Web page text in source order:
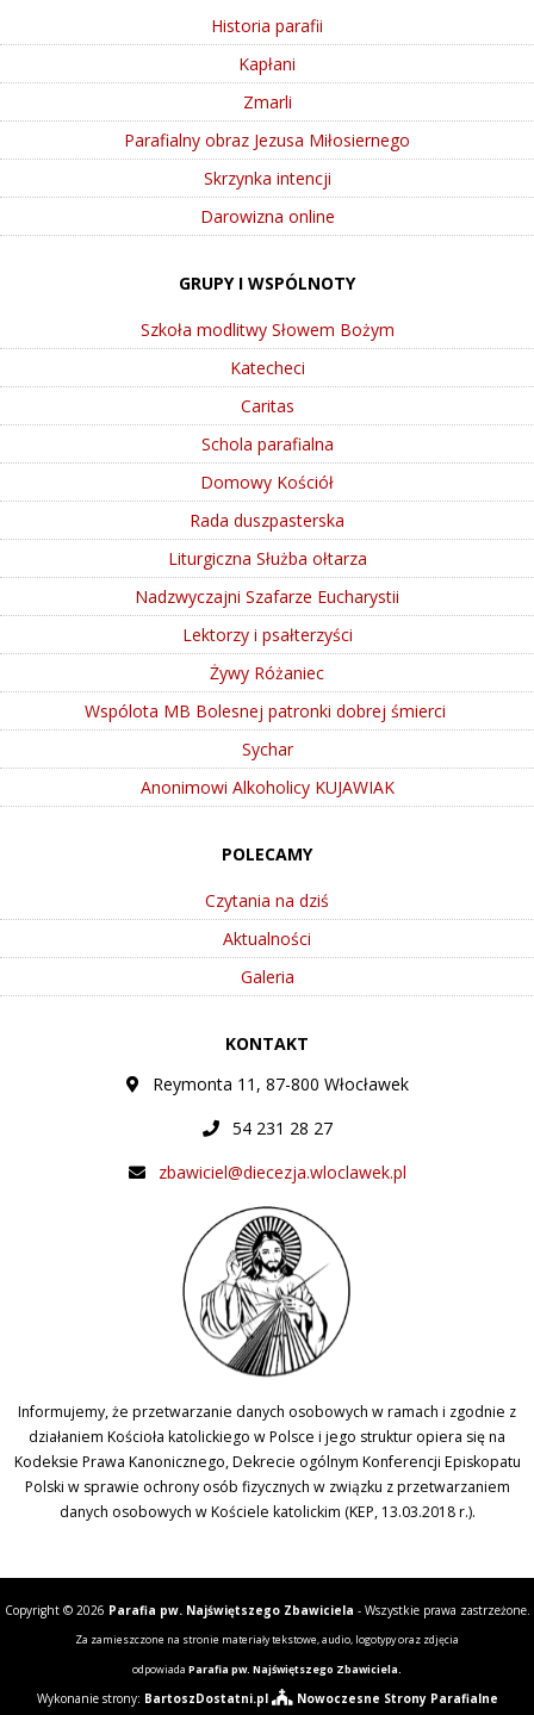
Historia parafii
Kapłani
Zmarli
Parafialny obraz Jezusa Miłosiernego
Skrzynka intencji
Darowizna online
GRUPY I WSPÓLNOTY
Szkoła modlitwy Słowem Bożym
Katecheci
Caritas
Schola parafialna
Domowy Kościół
Rada duszpasterska
Liturgiczna Służba ołtarza
Nadzwyczajni Szafarze Eucharystii
Lektorzy i psałterzyści
Żywy Różaniec
Wspólota MB Bolesnej patronki dobrej śmierci
Sychar
Anonimowi Alkoholicy KUJAWIAK
POLECAMY
Czytania na dziś
Aktualności
Galeria
KONTAKT
Reymonta 11, 87-800 Włocławek
54 231 28 27
zbawiciel@diecezja.wloclawek.pl
Informujemy, że przetwarzanie danych osobowych w ramach i zgodnie z
działaniem Kościoła katolickiego w Polsce i jego struktur opiera się na
Kodeksie Prawa Kanonicznego, Dekrecie ogólnym Konferencji Episkopatu
Polski w sprawie ochrony osób fizycznych w związku z przetwarzaniem
danych osobowych w Kościele katolickim (KEP, 13.03.2018 r.).
Copyright © 2026 Parafia pw. Najświętszego Zbawiciela - Wszystkie prawa zastrzeżone.
Za zamieszczone na stronie materiały tekstowe, audio, logotypy oraz zdjęcia
odpowiada Parafia pw. Najświętszego Zbawiciela.
Wykonanie strony: BartoszDostatni.pl Nowoczesne Strony Parafialne